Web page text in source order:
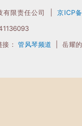
有限责任公司 | 京ICP备
：管风琴频道 | 岳耀的